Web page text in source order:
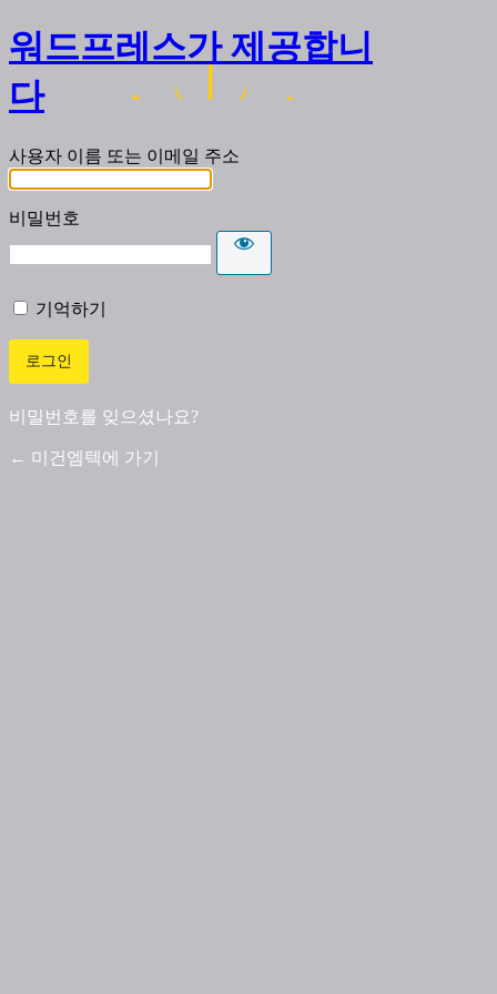
워드프레스가 제공합니
다
사용자 이름 또는 이메일 주소
비밀번호
기억하기
비밀번호를 잊으셨나요?
← 미건엠텍에 가기